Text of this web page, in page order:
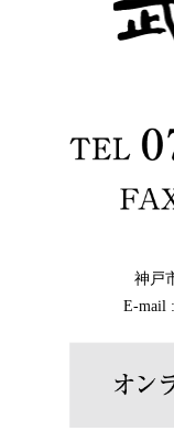
神戸
E-mail